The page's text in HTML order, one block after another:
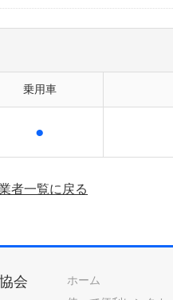
乗用車
●
者一覧に戻る
会
ホーム